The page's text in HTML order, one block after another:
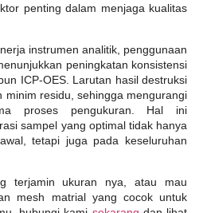
penting dalam menjaga kualitas
instrumen analitik, penggunaan
peningkatan konsistensi
ICP-OES. Larutan hasil destruksi
minim residu, sehingga mengurangi
proses pengukuran. Hal ini
sampel yang optimal tidak hanya
tetapi juga pada keseluruhan
terjamin ukuran nya, atau mau
mesh matrial yang cocok untuk